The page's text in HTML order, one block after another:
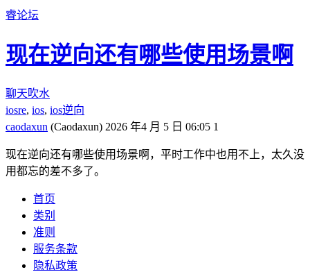
睿论坛
现在逆向还有哪些使用场景啊
聊天吹水
iosre, ios, ios逆向
caodaxun (Caodaxun) 2026 年4 月 5 日 06:05 1
现在逆向还有哪些使用场景啊，平时工作中也用不上，太久没
用都忘的差不多了。
首页
类别
准则
服务条款
隐私政策